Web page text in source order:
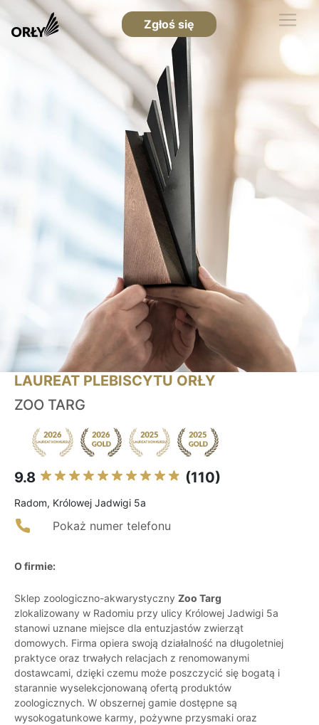
Zgłoś się
LAUREAT PLEBISCYTU ORŁY
ZOO TARG
9.8 (110)
Radom, Królowej Jadwigi 5a
Pokaż numer telefonu
O firmie:
Sklep zoologiczno-akwarystyczny Zoo Targ
zlokalizowany w Radomiu przy ulicy Królowej Jadwigi 5a
stanowi uznane miejsce dla entuzjastów zwierząt
domowych. Firma opiera swoją działalność na długoletniej
praktyce oraz trwałych relacjach z renomowanymi
dostawcami, dzięki czemu może poszczycić się bogatą i
starannie wyselekcjonowaną ofertą produktów
zoologicznych. W obszernej gamie dostępne są
wysokogatunkowe karmy, pożywne przysmaki oraz